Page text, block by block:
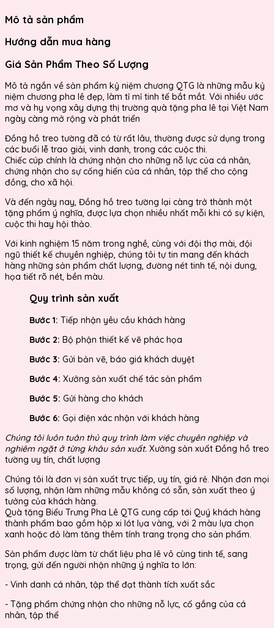
Mô tả sản phẩm
Hướng dẫn mua hàng
Giá Sản Phẩm Theo Số Lượng
Mô tả ngắn về sản phẩm kỷ niệm chương QTG là những mẫu kỷ
niệm chương pha lê đẹp, làm tỉ mỉ tinh tế bắt mắt. Với nhiều ước
mơ và hy vọng xây dựng thị trường quà tặng pha lê tại Việt Nam
ngày càng mở rộng và phát triển
Đồng hồ treo tường đã có từ rất lâu, thường được sử dụng trong
các buổi lễ trao giải, vinh danh, trong các cuộc thi.
Chiếc cúp chính là chứng nhận cho những nỗ lực của cá nhân,
chứng nhận cho sự cống hiến của cá nhân, tập thể cho cộng
đồng, cho xã hội.
Và đến ngày nay, Đồng hồ treo tường lại càng trở thành một
tặng phẩm ý nghĩa, được lựa chọn nhiều nhất mỗi khi có sự kiện,
cuộc thi hay hội thảo.
Với kinh nghiệm 15 năm trong nghề, cùng với đội thợ mài, đội
ngũ thiết kế chuyên nghiệp, chúng tôi tự tin mang đến khách
hàng những sản phẩm chất lượng, đường nét tinh tế, nội dung,
họa tiết rõ nét, bền màu.
Quy trình sản xuất
Bước 1: Tiếp nhận yêu cầu khách hàng
Bước 2: Bộ phận thiết kế vẽ phác họa
Bước 3: Gửi bản vẽ, báo giá khách duyệt
Bước 4: Xưởng sản xuất chế tác sản phẩm
Bước 5: Gửi hàng cho khách
Bước 6: Gọi điện xác nhận với khách hàng
Chúng tôi luôn tuân thủ quy trình làm việc chuyên nghiệp và
nghiêm ngặt ở từng khâu sản xuất. Xưởng sản xuất Đồng hồ treo
tường uy tín, chất lượng
Chúng tôi là đơn vị sản xuất trực tiếp, uy tín, giá rẻ. Nhận đơn mọi
số lượng, nhận làm những mẫu không có sẵn, sản xuất theo ý
tưởng của khách hàng.
Quà tặng Biểu Trưng Pha Lê QTG cung cấp tới Quý khách hàng
thành phẩm bao gồm hộp xi lót lụa vàng, với 2 màu lựa chọn
xanh hoặc đỏ làm tăng thêm tính trang trọng cho sản phẩm.
Sản phẩm được làm từ chất liệu pha lê vô cùng tinh tế, sang
trọng, gửi đến người nhận những ý nghĩa to lớn:
- Vinh danh cá nhân, tập thể đạt thành tích xuất sắc
- Tặng phẩm chứng nhận cho những nỗ lực, cố gắng của cá
nhân, tập thể